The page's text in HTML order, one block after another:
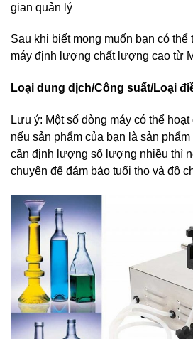
gian quản lý
Sau khi biết mong muốn bạn có thể
máy định lượng chất lượng cao từ
Loại dung dịch/Công suất/Loại
Lưu ý: Một số dòng máy có thể
nếu sản phẩm của bạn là sản
cần định lượng số lượng nhiều thì
chuyên để đảm bảo tuổi thọ và độ